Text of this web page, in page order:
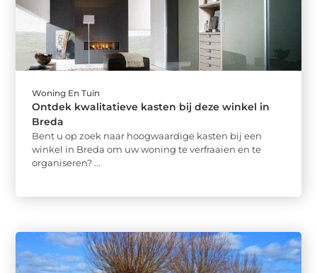
Woning En Tuin
Ontdek kwalitatieve kasten bij deze winkel in
Breda
Bent u op zoek naar hoogwaardige kasten bij een
winkel in Breda om uw woning te verfraaien en te
organiseren? ...